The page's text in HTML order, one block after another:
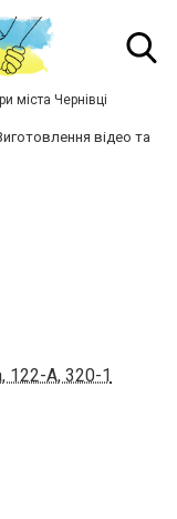
міста Чернівці
відео та
122-А, 320-1